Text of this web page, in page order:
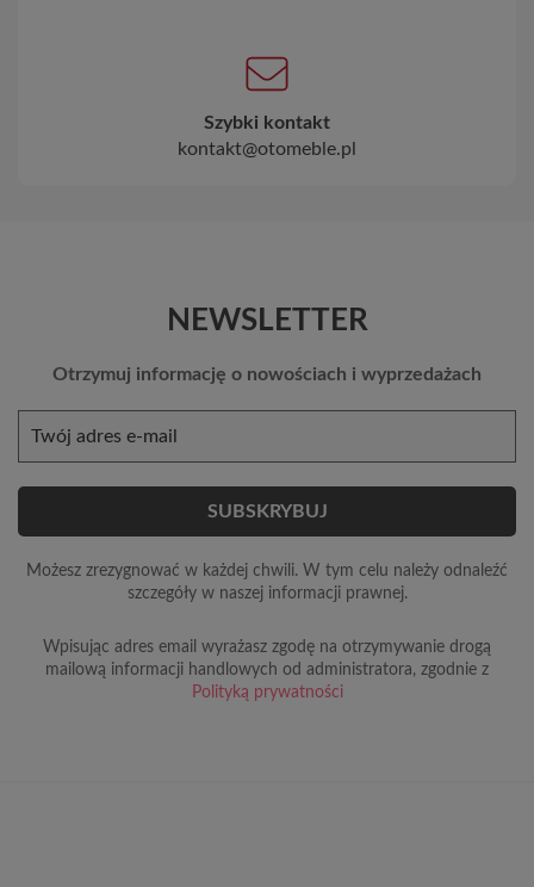
Szybki kontakt
kontakt@otomeble.pl
NEWSLETTER
Otrzymuj informację o nowościach i wyprzedażach
Możesz zrezygnować w każdej chwili. W tym celu należy odnaleźć
szczegóły w naszej informacji prawnej.
Wpisując adres email wyrażasz zgodę na otrzymywanie drogą
mailową informacji handlowych od administratora, zgodnie z
Polityką prywatności